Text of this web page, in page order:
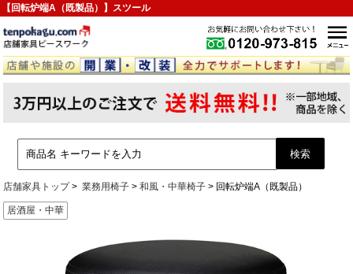
【回転炉端A（既製品）】スツール
店舗家具トップ 業務用椅子 和風・中華椅子 回転炉端A（既製品）
居酒屋・中華